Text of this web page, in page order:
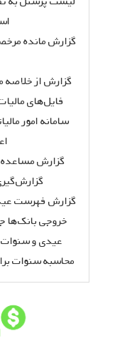
گزارش مانده
گزارش از خلاصه
فایل‌های
سامانه امور
گزارش مساعده
گزارش فهرست
خروجی بانک‌ها
عیدی و سنوات
محاسبه سنوات